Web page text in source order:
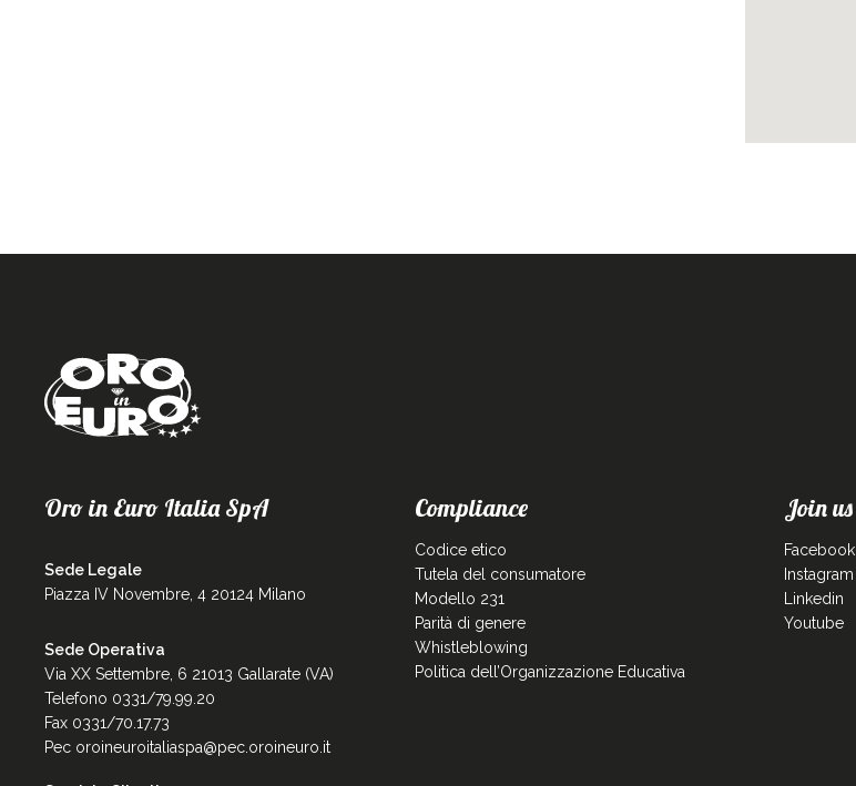
Oro in Euro Italia SpA
Sede Legale
Piazza IV Novembre, 4 20124 Milano
Sede Operativa
Via XX Settembre, 6 21013 Gallarate (VA)
Telefono 0331/79.99.20
Fax 0331/70.17.73
Pec oroineuroitaliaspa@pec.oroineuro.it
Compliance
Codice etico
Tutela del consumatore
Modello 231
Parità di genere
Whistleblowing
Politica dell’Organizzazione Educativa
Join us
Facebook
Instagram
Linkedin
Youtube